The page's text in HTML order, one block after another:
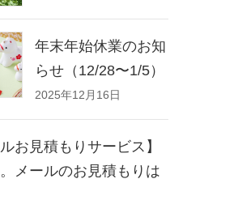
年末年始休業のお知
らせ（12/28〜1/5）
2025年12月16日
ルお見積もりサービス】
メールのお見積もりは